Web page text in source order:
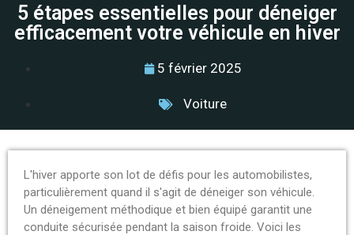
5 étapes essentielles pour déneiger
efficacement votre véhicule en hiver
5 février 2025
Voiture
L'hiver apporte son lot de défis pour les automobilistes,
particulièrement quand il s'agit de déneiger son véhicule.
Un déneigement méthodique et bien équipé garantit une
conduite sécurisée pendant la saison froide. Voici les